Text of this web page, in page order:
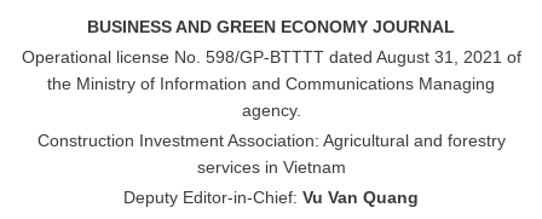
BUSINESS AND GREEN ECONOMY JOURNAL
Operational license No. 598/GP-BTTTT dated August 31, 2021 of
the Ministry of Information and Communications Managing
agency.
Construction Investment Association: Agricultural and forestry
services in Vietnam
Deputy Editor-in-Chief: Vu Van Quang